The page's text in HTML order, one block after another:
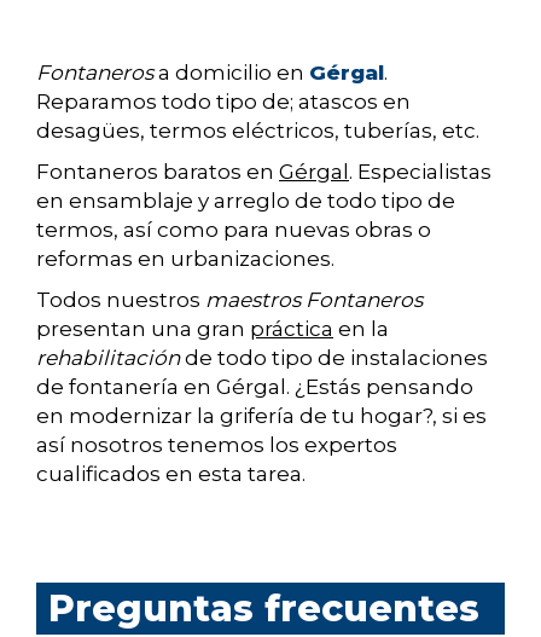
Fontanerosa domicilio en Gérgal.
Reparamos todo tipo de; atascos en
desagües, termos eléctricos, tuberías, etc.
Fontaneros baratos en Gérgal . Especialistas
en ensamblaje y arreglo de todo tipo de
termos, así como para nuevas obras o
reformas en urbanizaciones.
Todos nuestros maestros Fontaneros
presentan una gran práctica en la
rehabilitaciónde todo tipo de instalaciones
de fontanería en Gérgal. ¿Estás pensando
en modernizar la grifería de tu hogar?, si es
así nosotros tenemos los expertos
cualificados en esta tarea.
Preguntas frecuentes